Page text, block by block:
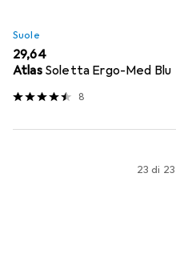
Suole
EUR
29,64
Atlas Soletta Ergo-Med Blu
8
23 di